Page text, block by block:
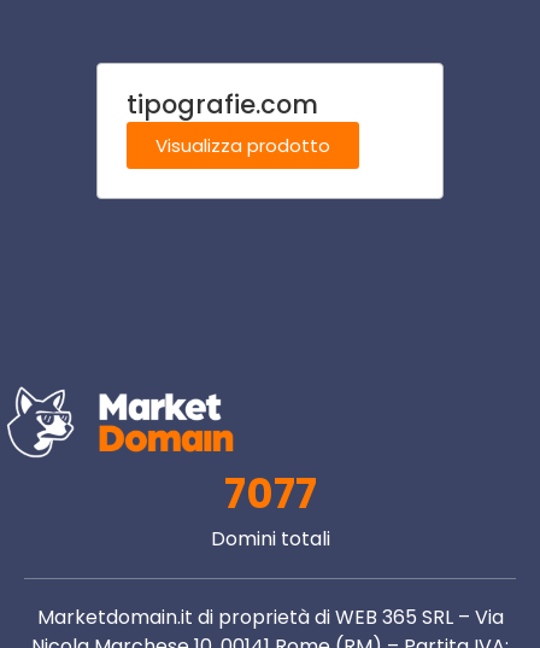
tipografie.com
Visualizza prodotto
7077
Domini totali
Marketdomain.it di proprietà di WEB 365 SRL – Via